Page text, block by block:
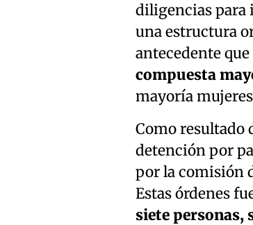
diligencias para
una estructura
antecedente que
compuesta
mayoría
Como resultado
detención por
por la comisión
Estas órdenes
siete personas,